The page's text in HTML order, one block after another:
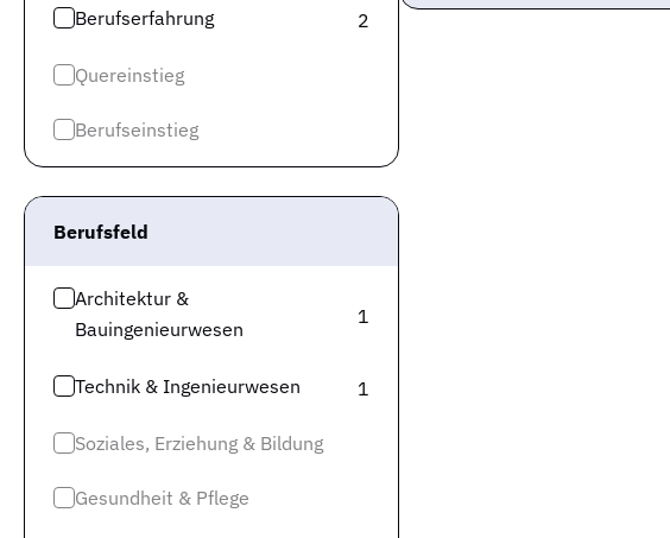
Berufserfahrung 2
Quereinstieg
Berufseinstieg
Berufsfeld
Architektur &
Bauingenieurwesen
1
Technik & Ingenieurwesen 1
Soziales, Erziehung & Bildung
Gesundheit & Pflege